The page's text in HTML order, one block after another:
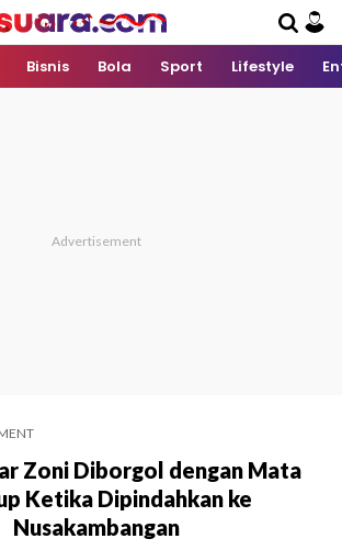
Bisnis Bola Sport Lifestyle
Zoni Diborgol dengan Mata
Ketika Dipindahkan ke
Nusakambangan